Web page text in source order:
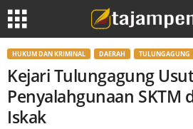
HUKUM DAN KRIMINAL DAERAH TULUNGAGUNG
Kejari Tulungagung
Penyalahgunaan SKTM
Iskak